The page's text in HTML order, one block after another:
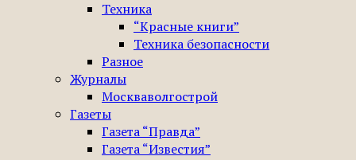
Техника
“Красные книги”
Техника безопасности
Разное
Журналы
Москваволгострой
Газеты
Газета “Правда”
Газета “Известия”